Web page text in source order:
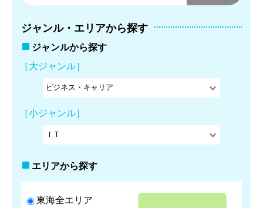
ジャンル・エリアから探す
ジャンルから探す
［大ジャンル］
［小ジャンル］
エリアから探す
東海全エリア